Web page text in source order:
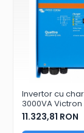
Invertor cu
3000VA
Quattro 12/
50/50
11.323,81 RON